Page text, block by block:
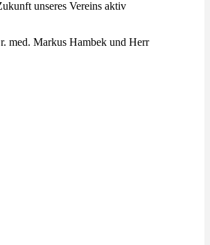
unseres Vereins aktiv
med. Markus Hambek und Herr